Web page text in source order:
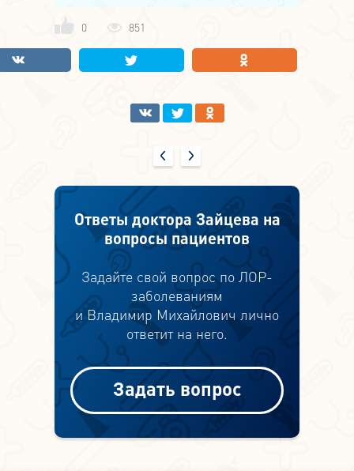
0 851
Ответы доктора Зайцева на
вопросы пациентов
Задайте свой вопрос по ЛОР-
заболеваниям
и Владимир Михайлович лично
ответит на него.
Задать вопрос